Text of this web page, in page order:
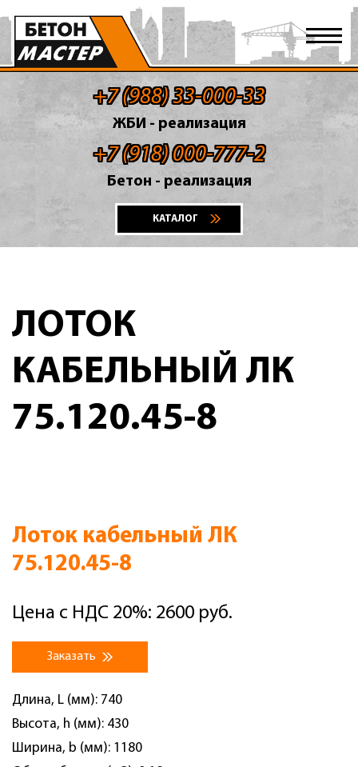
+7 (988) 33-000-33
ЖБИ - реализация
+7 (918) 000-777-2
Бетон - реализация
КАТАЛОГ
ЛОТОК
КАБЕЛЬНЫЙ ЛК
75.120.45-8
Лоток кабельный ЛК
75.120.45-8
Цена с НДС 20%: 2600 руб.
Заказать
Длина, L (мм): 740
Высота, h (мм): 430
Ширина, b (мм): 1180